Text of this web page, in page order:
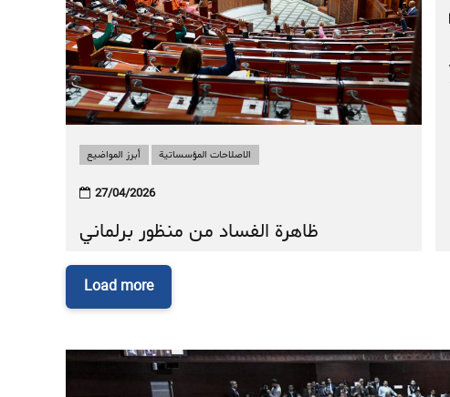
أبرز المواضيع الاصلاحات المؤسساتية
27/04/2026
ظاهرة الفساد من منظور برلماني
Load more